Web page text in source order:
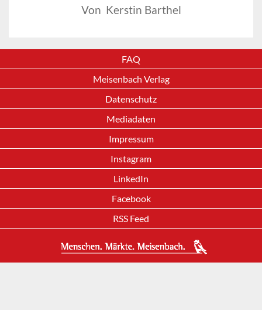
Von Kerstin Barthel
FAQ
Meisenbach Verlag
Datenschutz
Mediadaten
Impressum
Instagram
LinkedIn
Facebook
RSS Feed